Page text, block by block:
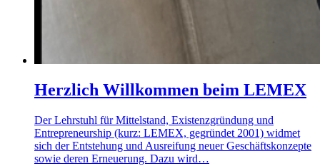
Herzlich Willkommen beim LEMEX
Der Lehrstuhl für Mittelstand, Existenzgründung und
Entrepreneurship (kurz: LEMEX, gegründet 2001) widmet
sich der Entstehung und Ausreifung neuer Geschäftskonzepte
sowie deren Erneuerung. Dazu wird…